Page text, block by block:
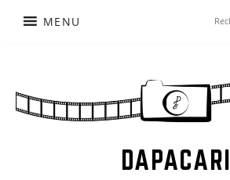
MENU
DAPACARI